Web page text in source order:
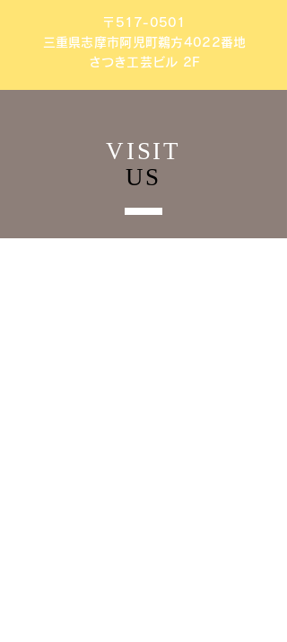
〒517-0501
三重県志摩市阿児町鵜方4022番地
さつき工芸ビル 2F
VISIT
US